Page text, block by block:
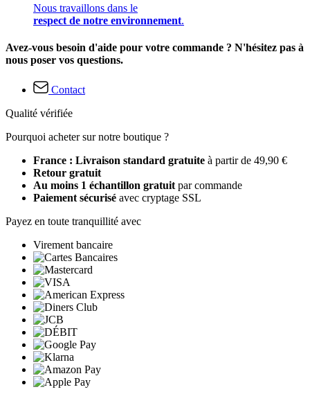
Nous travaillons dans le
respect de notre environnement.
Avez-vous besoin d'aide pour votre commande ? N'hésitez pas à
nous poser vos questions.
Contact
Qualité vérifiée
Pourquoi acheter sur notre boutique ?
France : Livraison standard gratuite à partir de 49,90 €
Retour gratuit
Au moins 1 échantillon gratuitpar commande
Paiement sécurisé avec cryptage SSL
Payez en toute tranquillité avec
Virement bancaire